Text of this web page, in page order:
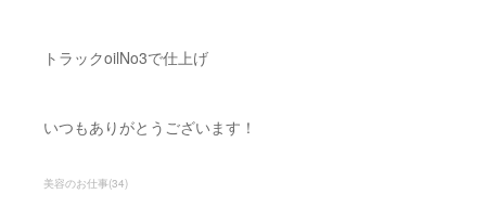
トラックoilNo3で仕上げ
いつもありがとうございます！
美容のお仕事(34)